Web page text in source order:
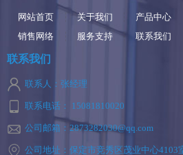
网站首页 关于我们 产品中心
销售网络
服务支持 联系我们
联系我们
联系人：张经理
联系电话： 15081810020
公司邮箱：2873282030@qq.com
公司地址：保定市竞秀区茂业中心4103